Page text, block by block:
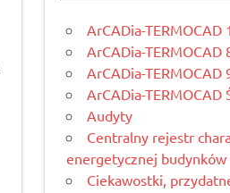
ArCADia-TERMOCAD
ArCADia-TERMOCAD
ArCADia-TERMOCAD
ArCADia-TERMOCAD
Audyty
Centralny rejestr
energetycznej budynków
Ciekawostki,